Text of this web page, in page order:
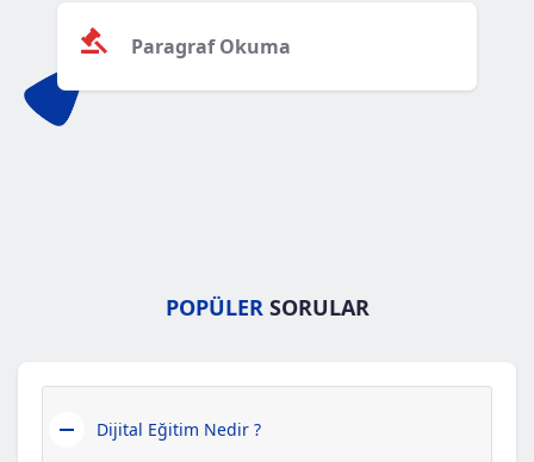
Paragraf Okuma
POPÜLERSORULAR
Dijital Eğitim Nedir ?